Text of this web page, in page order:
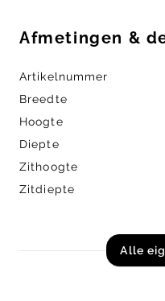
Afmetingen &
Artikelnummer
Breedte
Hoogte
Diepte
Zithoogte
Zitdiepte
Alle